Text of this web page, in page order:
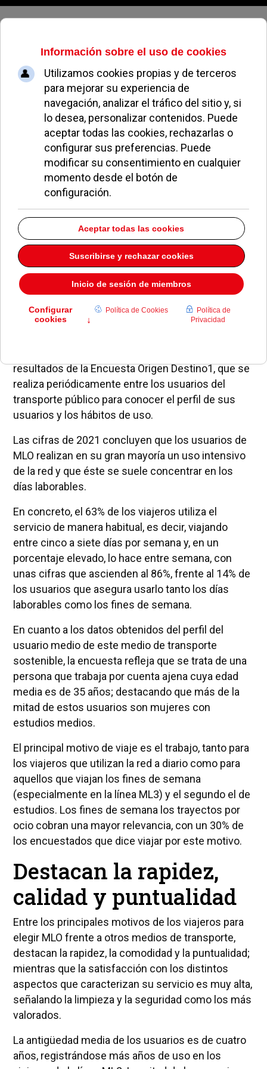
Jueves, 06 de agosto de 2026
El 63% de los usuarios de Metro
Ligero Oeste utiliza el servicio de
manera habitual
REDACCIÓN NOTICIAS DE POZUELO 23 NOVIEMBRE 2021
resultados de la Encuesta Origen Destino1, que se
realiza periódicamente entre los usuarios del
transporte público para conocer el perfil de sus
usuarios y los hábitos de uso.
Las cifras de 2021 concluyen que los usuarios de
MLO realizan en su gran mayoría un uso intensivo
de la red y que éste se suele concentrar en los
días laborables.
En concreto, el 63% de los viajeros utiliza el
servicio de manera habitual, es decir, viajando
entre cinco a siete días por semana y, en un
porcentaje elevado, lo hace entre semana, con
unas cifras que ascienden al 86%, frente al 14% de
los usuarios que asegura usarlo tanto los días
laborables como los fines de semana.
En cuanto a los datos obtenidos del perfil del
usuario medio de este medio de transporte
sostenible, la encuesta refleja que se trata de una
persona que trabaja por cuenta ajena cuya edad
media es de 35 años; destacando que más de la
mitad de estos usuarios son mujeres con
estudios medios.
El principal motivo de viaje es el trabajo, tanto para
los viajeros que utilizan la red a diario como para
aquellos que viajan los fines de semana
(especialmente en la línea ML3) y el segundo el de
estudios. Los fines de semana los trayectos por
ocio cobran una mayor relevancia, con un 30% de
los encuestados que dice viajar por este motivo.
Destacan la rapidez,
calidad y puntualidad
Entre los principales motivos de los viajeros para
elegir MLO frente a otros medios de transporte,
destacan la rapidez, la comodidad y la puntualidad;
mientras que la satisfacción con los distintos
aspectos que caracterizan su servicio es muy alta,
señalando la limpieza y la seguridad como los más
valorados.
La antigüedad media de los usuarios es de cuatro
años, registrándose más años de uso en los